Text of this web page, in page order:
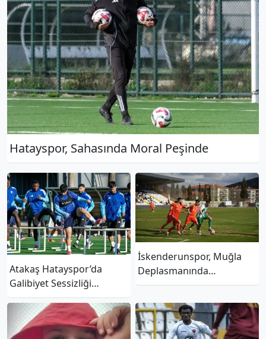
Hatayspor, Sahasında Moral Peşinde
Atakaş Hatayspor’da
Galibiyet Sessizliği
Sürüyor
İskenderunspor, Muğla
Deplasmanında
Kaybetmedi